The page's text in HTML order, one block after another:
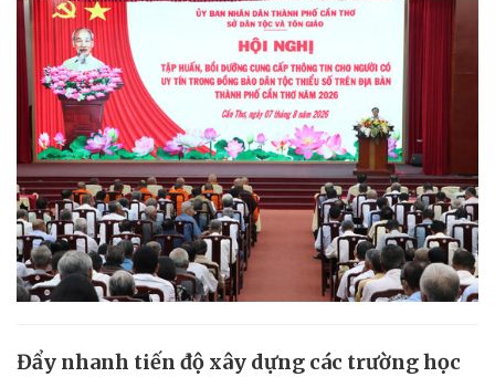
Đẩy nhanh tiến độ xây dựng các trường học